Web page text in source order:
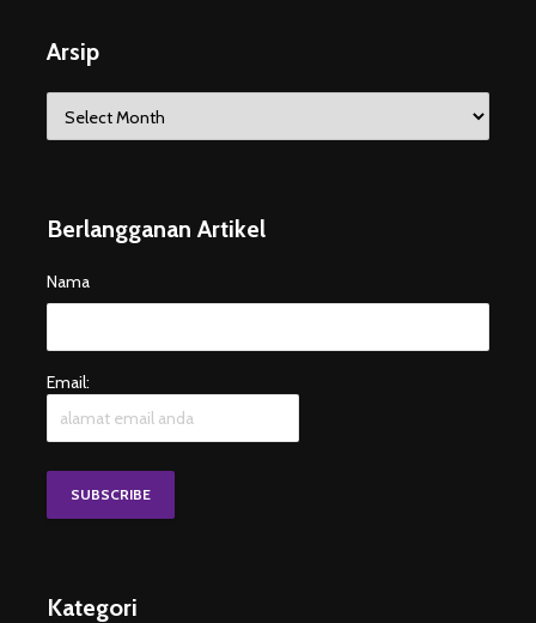
Arsip
Berlangganan Artikel
Nama
Email:
Kategori